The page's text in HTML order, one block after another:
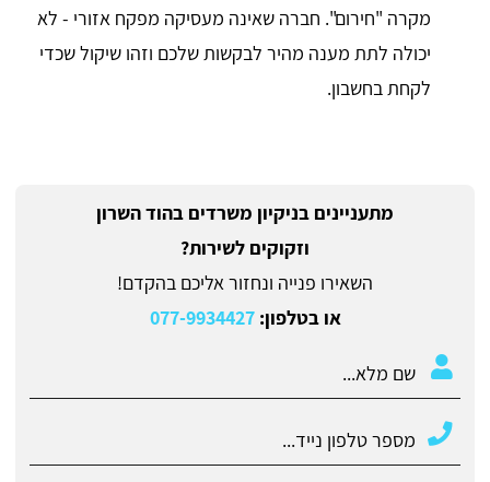
מקרה "חירום". חברה שאינה מעסיקה מפקח אזורי - לא
יכולה לתת מענה מהיר לבקשות שלכם וזהו שיקול שכדי
לקחת בחשבון.
מתעניינים בניקיון משרדים בהוד השרון
וזקוקים לשירות?
השאירו פנייה ונחזור אליכם בהקדם!
או בטלפון:077-9934427